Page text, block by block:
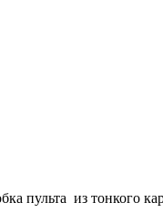
пульта из тонкого